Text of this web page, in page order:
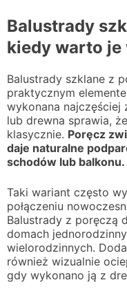
Balustrady
kiedy warto je
Balustrady szklane z
praktycznym
wykonana najczęściej
lub drewna sprawia,
klasycznie. Poręcz
daje naturalne
schodów lub balkonu.
Taki wariant często
połączeniu
Balustrady z poręczą
domach
wielorodzinnych.
również wizualnie
gdy wykonano ją z